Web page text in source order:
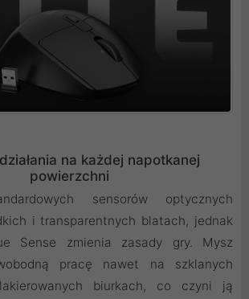
na każdej napotkanej
powierzchni
sensorów optycznych
i transparentnych blatach, jednak
Sense zmienia zasady gry. Mysz
pracę nawet na szklanych
biurkach, co czyni ją